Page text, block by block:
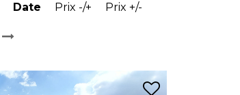
Date Prix -/+ Prix +/-